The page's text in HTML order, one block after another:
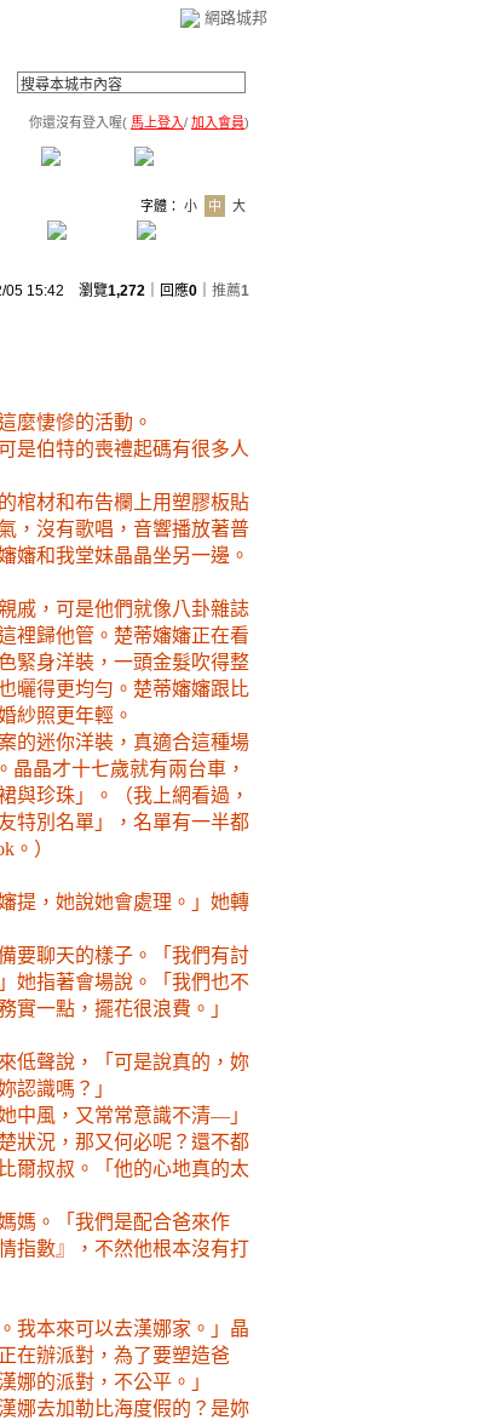
網路城邦
你還沒有登入喔( 馬上登入/ 加入會員)
訪客簿 市政中心
字體： 小 中 大
05 15:42 瀏覽1,272 ｜回應0 推薦1
麼悽慘的活動。
是伯特的喪禮起碼有很多人
棺材和布告欄上用塑膠板貼
，沒有歌唱，音響播放著普
嬸和我堂妹晶晶坐另一邊。
戚，可是他們就像八卦雜誌
裡歸他管。楚蒂嬸嬸正在看
緊身洋裝，一頭金髮吹得整
曬得更均勻。楚蒂嬸嬸跟比
紗照更年輕。
的迷你洋裝，真適合這種場
晶晶才十七歲就有兩台車，
與珍珠」。（我上網看過，
特別名單」，名單有一半都
。）
提，她說她會處理。」她轉
要聊天的樣子。「我們有討
她指著會場說。「我們也不
實一點，擺花很浪費。」
低聲說，「可是說真的，妳
認識嗎？」
中風，又常常意識不清—」
狀況，那又何必呢？還不都
爾叔叔。「他的心地真的太
媽。「我們是配合爸來作
指數』，不然他根本沒有打
我本來可以去漢娜家。」晶
在辦派對，為了要塑造爸
娜的派對，不公平。」
娜去加勒比海度假的？是妳